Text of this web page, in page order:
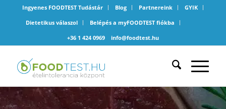
Ingyenes FOODTEST Tudástár Blog Partnereink
GYIK
Dietetikus válaszol
Belépés a myFOODTEST fiókba
+36 1 424 0969
info@foodtest.hu